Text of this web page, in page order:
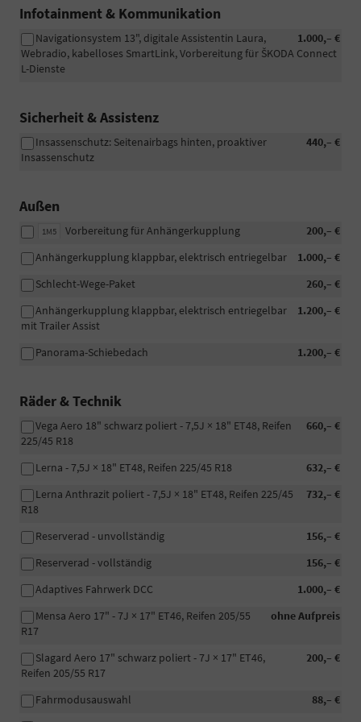
Infotainment & Kommunikation
1.000,– €
Navigationsystem 13", digitale Assistentin Laura,
Webradio, kabelloses SmartLink, Vorbereitung für ŠKODA Connect
L-Dienste
Sicherheit & Assistenz
440,– €
Insassenschutz: Seitenairbags hinten, proaktiver
Insassenschutz
Außen
1M5 200,– €
Vorbereitung für Anhängerkupplung
1.000,– €
Anhängerkupplung klappbar, elektrisch entriegelbar
260,– €
Schlecht-Wege-Paket
1.200,– €
Anhängerkupplung klappbar, elektrisch entriegelbar
mit Trailer Assist
1.200,– €
Panorama-Schiebedach
Räder & Technik
660,– €
Vega Aero 18" schwarz poliert - 7,5J × 18" ET48, Reifen
225/45 R18
632,– €
Lerna - 7,5J × 18" ET48, Reifen 225/45 R18
732,– €
Lerna Anthrazit poliert - 7,5J × 18" ET48, Reifen 225/45
R18
156,– €
Reserverad - unvollständig
156,– €
Reserverad - vollständig
1.000,– €
Adaptives Fahrwerk DCC
ohne Aufpreis
Mensa Aero 17" - 7J × 17" ET46, Reifen 205/55
R17
200,– €
Slagard Aero 17" schwarz poliert - 7J × 17" ET46,
Reifen 205/55 R17
88,– €
Fahrmodusauswahl